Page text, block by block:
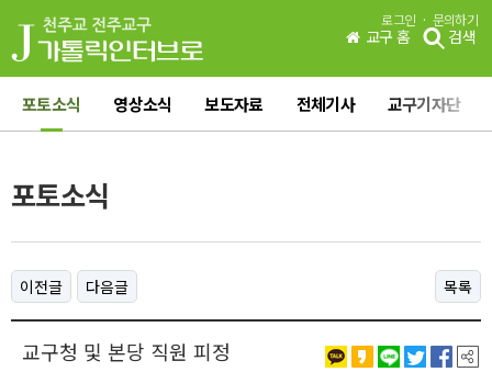
로그인 · 문의하기
교구 홈 검색
포토소식 영상소식 보도자료 전체기사 교구기자단
포토소식
이전글 다음글 목록
교구청 및 본당 직원 피정